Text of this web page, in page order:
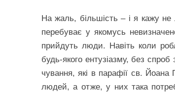
На жаль, більшість – і я кажу не
перебуває у якомусь
прийдуть люди. Навіть коли
будь-якого ентузіазму, без
чування, які в парафії св.
людей, а отже, у них така